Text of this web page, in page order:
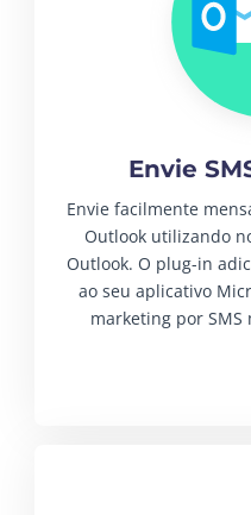
Envie
Envie facilmente
Outlook utilizando
Outlook. O plug-in
ao seu aplicativo
marketing por